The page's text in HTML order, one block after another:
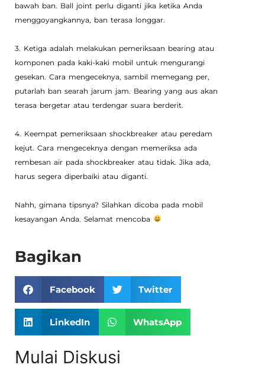
bawah ban. Ball joint perlu diganti jika ketika Anda
menggoyangkannya, ban terasa longgar.
3. Ketiga adalah melakukan pemeriksaan bearing atau
komponen pada kaki-kaki mobil untuk mengurangi
gesekan. Cara mengeceknya, sambil memegang per,
putarlah ban searah jarum jam. Bearing yang aus akan
terasa bergetar atau terdengar suara berderit.
4. Keempat pemeriksaan shockbreaker atau peredam
kejut. Cara mengeceknya dengan memeriksa ada
rembesan air pada shockbreaker atau tidak. Jika ada,
harus segera diperbaiki atau diganti.
Nahh, gimana tipsnya? Silahkan dicoba pada mobil
kesayangan Anda. Selamat mencoba
Bagikan
Facebook Twitter
LinkedIn WhatsApp
Mulai Diskusi